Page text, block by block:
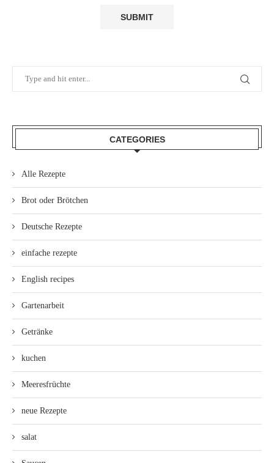
CATEGORIES
Alle Rezepte
Brot oder Brötchen
Deutsche Rezepte
einfache rezepte
English recipes
Gartenarbeit
Getränke
kuchen
Meeresfrüchte
neue Rezepte
salat